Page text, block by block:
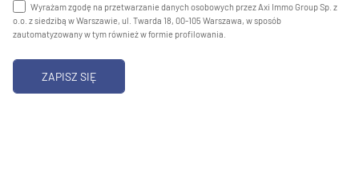
Wyrażam zgodę na przetwarzanie danych osobowych przez Axi Immo Group Sp. z
o.o. z siedzibą w Warszawie, ul. Twarda 18, 00-105 Warszawa, w sposób
zautomatyzowany w tym również w formie profilowania.